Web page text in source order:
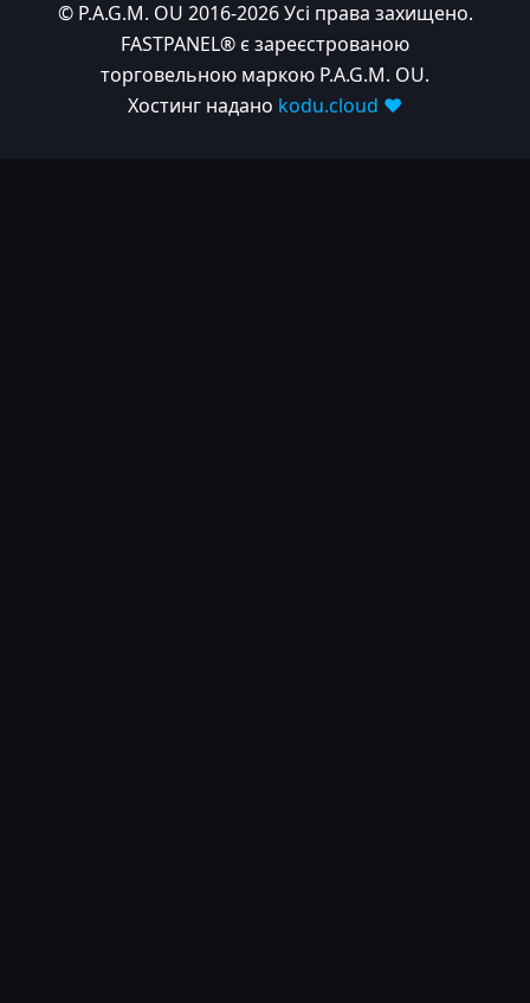
© P.A.G.M. OU 2016-2026 Усі права захищено.
FASTPANEL® є зареєстрованою
торговельною маркою P.A.G.M. OU.
Хостинг надано kodu.cloud ❤️